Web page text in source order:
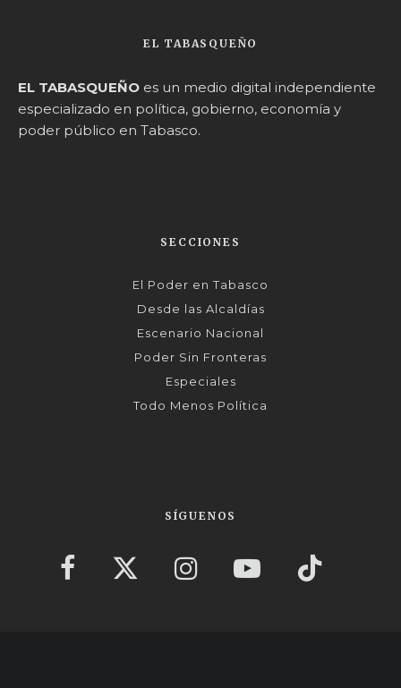
EL TABASQUEÑO
EL TABASQUEÑO es un medio digital independiente
especializado en política, gobierno, economía y
poder público en Tabasco.
SECCIONES
El Poder en Tabasco
Desde las Alcaldías
Escenario Nacional
Poder Sin Fronteras
Especiales
Todo Menos Política
SÍGUENOS